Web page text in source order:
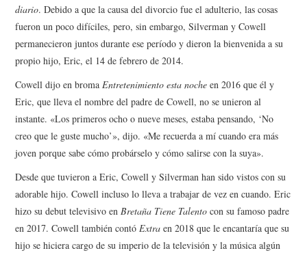
diario. Debido a que la causa del divorcio fue el adulterio, las cosas
fueron un poco difíciles, pero, sin embargo, Silverman y Cowell
permanecieron juntos durante ese período y dieron la bienvenida a su
propio hijo, Eric, el 14 de febrero de 2014.
Cowell dijo en bromaEntretenimiento esta noche en 2016 que él y
Eric, que lleva el nombre del padre de Cowell, no se unieron al
instante. «Los primeros ocho o nueve meses, estaba pensando, ‘No
creo que le guste mucho’», dijo. «Me recuerda a mí cuando era más
joven porque sabe cómo probárselo y cómo salirse con la suya».
Desde que tuvieron a Eric, Cowell y Silverman han sido vistos con su
adorable hijo. Cowell incluso lo lleva a trabajar de vez en cuando. Eric
hizo su debut televisivo enBretaña Tiene Talento con su famoso padre
en 2017. Cowell también contóExtra en 2018 que le encantaría que su
hijo se hiciera cargo de su imperio de la televisión y la música algún